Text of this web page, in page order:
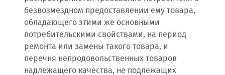
безвозмездном предоставлении ему товара,
обладающего этими же основными
потребительскими свойствами, на период
ремонта или замены такого товара, и
перечня непродовольственных товаров
надлежащего качества, не подлежащих